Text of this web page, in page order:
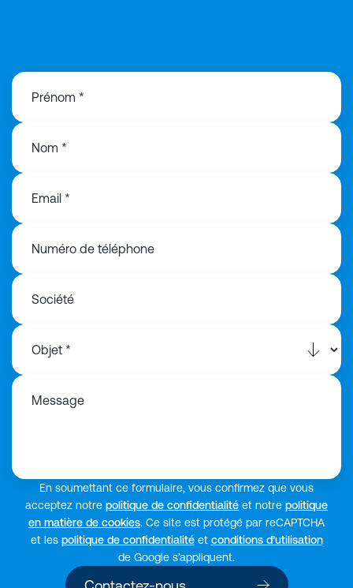
Prénom *
Nom *
Email *
Numéro de téléphone
Société
Message
En soumettant ce formulaire, vous confirmez que vous
acceptez notre politique de confidentialité et notre politique
en matière de cookies. Ce site est protégé par reCAPTCHA
et les politique de confidentialitéet conditions d’utilisation
de Google s’appliquent.